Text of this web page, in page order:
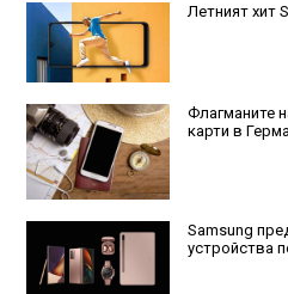
Летният хит
Флагманите
карти в
Samsung
устройства